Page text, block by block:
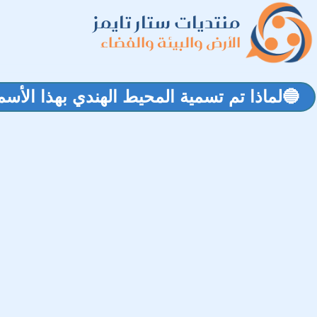
منتديات ستار تايمز
الأرض والبيئة والفضاء
🔵لماذا تم تسمية المحيط الهندي بهذا